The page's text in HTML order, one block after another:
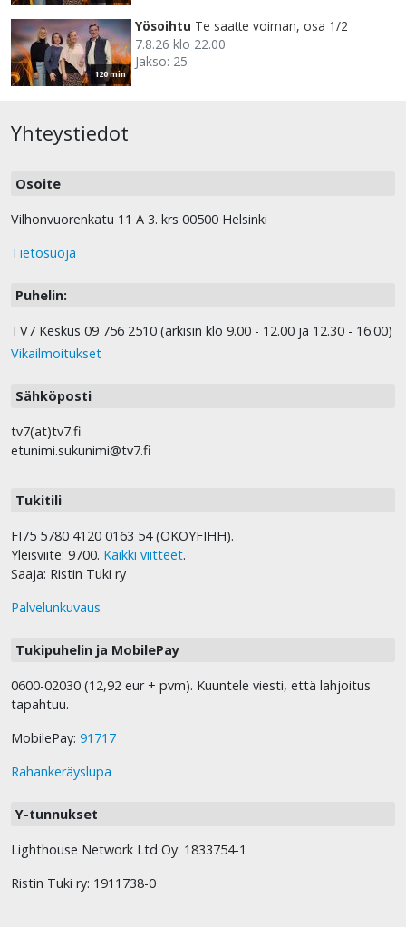
120 min
Yösoihtu Te saatte voiman, osa 1/2
7.8.26 klo 22.00
Jakso: 25
Yhteystiedot
Osoite
Vilhonvuorenkatu 11 A 3. krs 00500 Helsinki
Tietosuoja
Puhelin:
TV7 Keskus 09 756 2510 (arkisin klo 9.00 - 12.00 ja 12.30 - 16.00)
Vikailmoitukset
Sähköposti
tv7(at)tv7.fi
etunimi.sukunimi@tv7.fi
Tukitili
FI75 5780 4120 0163 54 (OKOYFIHH).
Yleisviite: 9700. Kaikki viitteet.
Saaja: Ristin Tuki ry
Palvelunkuvaus
Tukipuhelin ja MobilePay
0600-02030 (12,92 eur + pvm). Kuuntele viesti, että lahjoitus
tapahtuu.
MobilePay: 91717
Rahankeräyslupa
Y-tunnukset
Lighthouse Network Ltd Oy: 1833754-1
Ristin Tuki ry: 1911738-0